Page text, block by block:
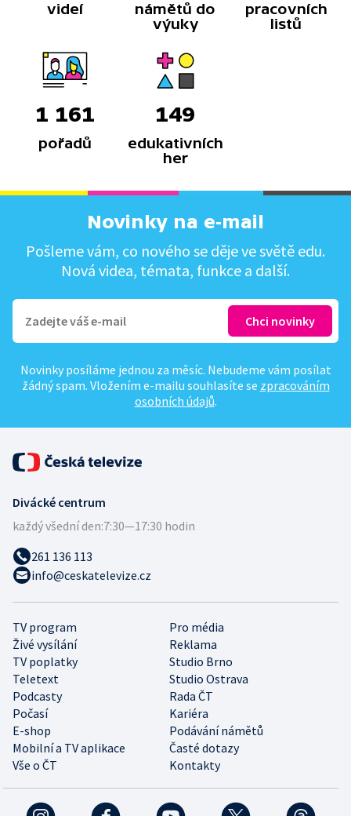
videí
námětů do
výuky
pracovních
listů
1 161
pořadů
149
edukativních
her
Novinky na e-mail
Pošleme vám, co nového se děje ve světě edu.
Nová videa, témata, funkce a další.
Novinky posíláme jednou za měsíc. Nebudeme vám posílat
žádný spam. Vložením e-mailu souhlasíte se zpracováním
osobních údajů.